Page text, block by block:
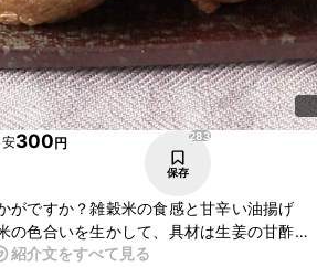
300円
283
保存
がですか？雑穀米の食感と甘辛い油揚げ
の色合いを生かして、具材は生姜の甘酢漬
シンプルにしました。行事やおもてなしの
紹介文をすべて見る